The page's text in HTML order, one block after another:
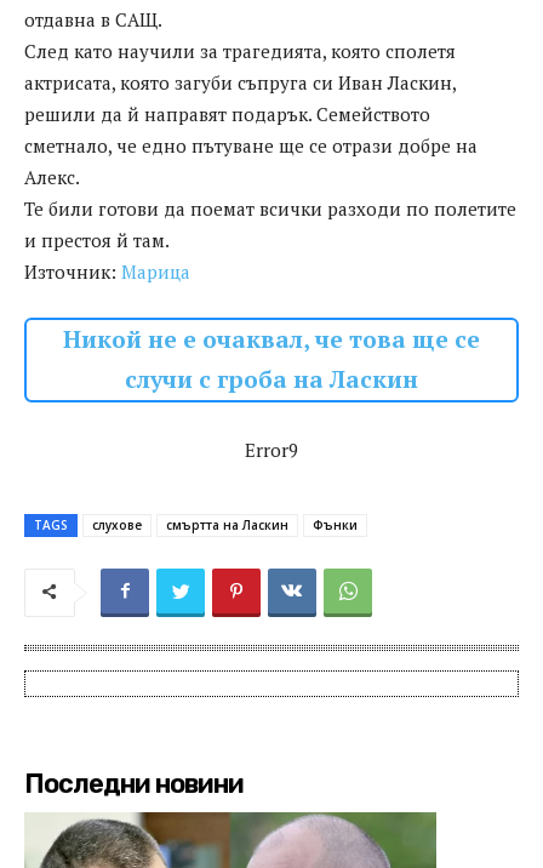
отдавна в САЩ.
След като научили за трагедията, която сполетя
актрисата, която загуби съпруга си Иван Ласкин,
решили да й направят подарък. Семейството
сметнало, че едно пътуване ще се отрази добре на
Алекс.
Те били готови да поемат всички разходи по полетите
и престоя й там.
Източник: Марица
Никой не е очаквал, че това ще се
случи с гроба на Ласкин
Error9
TAGS слухове смъртта на Ласкин Фънки
Последни новини